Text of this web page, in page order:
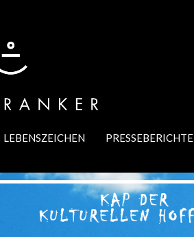
LEBENSZEICHEN PRESSEBERICHTE